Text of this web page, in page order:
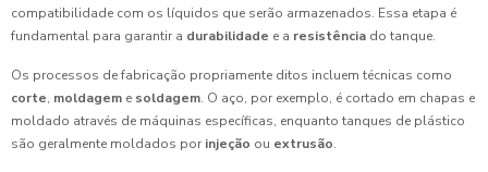
compatibilidade com os líquidos que serão armazenados. Essa etapa é
fundamental para garantir a durabilidade e a resistência do tanque.
Os processos de fabricação propriamente ditos incluem técnicas como
corte, moldagem e soldagem. O aço, por exemplo, é cortado em chapas e
moldado através de máquinas específicas, enquanto tanques de plástico
são geralmente moldados por injeção ou extrusão.